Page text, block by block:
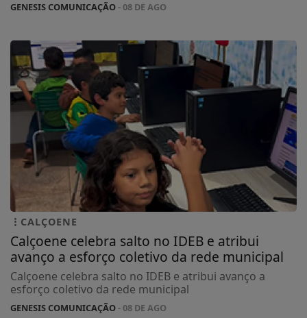
GENESIS COMUNICAÇÃO- 08 DE AGO
CALÇOENE
Calçoene celebra salto no IDEB e atribui
avanço a esforço coletivo da rede municipal
Calçoene celebra salto no IDEB e atribui avanço a
esforço coletivo da rede municipal
GENESIS COMUNICAÇÃO- 08 DE AGO